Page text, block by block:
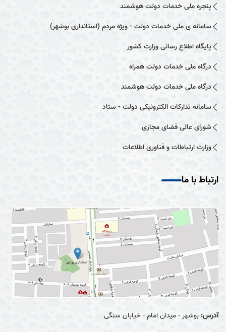
پنجره ملی خدمات دولت هوشمند
سامانه ی ملی خدمات دولت - ویژه مردم (استانداری بوشهر)
پایگاه اطلاع رسانی وزارت کشور
درگاه ملی خدمات دولت همراه
درگاه ملی خدمات دولت هوشمند
سامانه تدارکات الکترونیکی دولت - ستاد
شورای عالی فضای مجازی
وزارت ارتباطات و فناوری اطلاعات
ارتباط با ما
آدرس: بوشهر - میدان امام - خیابان سنگی